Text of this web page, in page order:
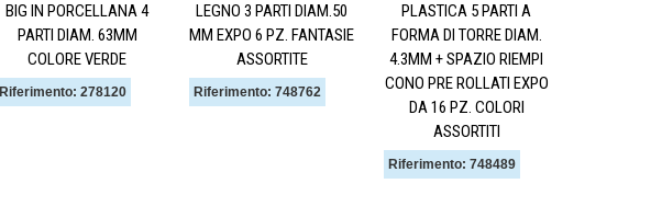
BIG IN PORCELLANA 4
PARTI DIAM. 63MM
COLORE VERDE
Riferimento: 278120
LEGNO 3 PARTI DIAM.50
MM EXPO 6 PZ. FANTASIE
ASSORTITE
Riferimento: 748762
PLASTICA 5 PARTI A
FORMA DI TORRE DIAM.
4.3MM + SPAZIO RIEMPI
CONO PRE ROLLATI EXPO
DA 16 PZ. COLORI
ASSORTITI
Riferimento: 748489